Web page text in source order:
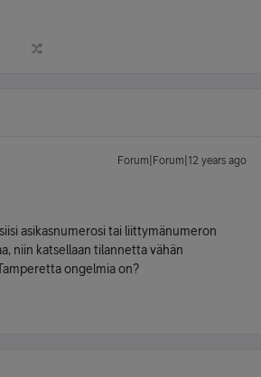
Forum|Forum|12 years ago
asikasnumerosi tai liittymänumeron
niin katsellaan tilannetta vähän
ongelmia on?